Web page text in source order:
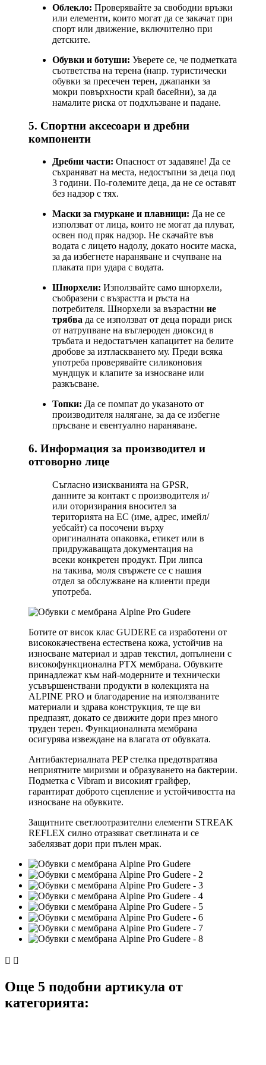
Облекло: Проверявайте за свободни връзки
или елементи, които могат да се закачат при
спорт или движение, включително при
детските.
Обувки и ботуши: Уверете се, че подметката
съответства на терена (напр. туристически
обувки за пресечен терен, джапанки за
мокри повърхности край басейни), за да
намалите риска от подхлъзване и падане.
5. Спортни аксесоари и дребни
компоненти
Дребни части: Опасност от задавяне! Да се
съхраняват на места, недостъпни за деца под
3 години. По-големите деца, да не се оставят
без надзор с тях.
Маски за гмуркане и плавници: Да не се
използват от лица, които не могат да плуват,
освен под пряк надзор. Не скачайте във
водата с лицето надолу, докато носите маска,
за да избегнете нараняване и счупване на
плаката при удара с водата.
Шнорхели: Използвайте само шнорхели,
съобразени с възрастта и ръста на
потребителя. Шнорхели за възрастни не
трябва да се използват от деца поради риск
от натрупване на въглероден диоксид в
тръбата и недостатъчен капацитет на белите
дробове за изтласкването му. Преди всяка
употреба проверявайте силиконовия
мундщук и клапите за износване или
разкъсване.
Топки: Да се помпат до указаното от
производителя налягане, за да се избегне
пръсване и евентуално нараняване.
6. Информация за производител и
отговорно лице
Съгласно изискванията на GPSR,
данните за контакт с производителя и/
или оторизирания вносител за
територията на ЕС (име, адрес, имейл/
уебсайт) са посочени върху
оригиналната опаковка, етикет или в
придружаващата документация на
всеки конкретен продукт. При липса
на такива, моля свържете се с нашия
отдел за обслужване на клиенти преди
употреба.
Ботите от висок клас GUDERE са изработени от
висококачествена естествена кожа, устойчив на
износване материал и здрав текстил, допълнени с
високофункционална PTX мембрана. Обувките
принадлежат към най-модерните и технически
усъвършенствани продукти в колекцията на
ALPINE PRO и благодарение на използваните
материали и здрава конструкция, те ще ви
предпазят, докато се движите дори през много
труден терен. Функционалната мембрана
осигурява извеждане на влагата от обувката.
Антибактериалната PEP стелка предотвратява
неприятните миризми и образуването на бактерии.
Подметка с Vibram и високият грайфер,
гарантират доброто сцепление и устойчивостта на
износване на обувките.
Защитните светлоотразителни елементи STREAK
REFLEX силно отразяват светлината и се
забелязват дори при пълен мрак.
 
Още 5 подобни артикула от
категорията: